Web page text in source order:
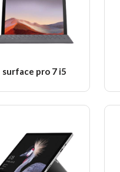
surface pro 7 i5